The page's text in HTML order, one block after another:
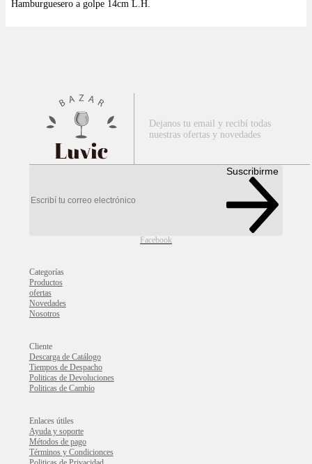
Luvic
Dejanos tu email y recibí todas
nuestras ofertas y novedades
Suscribirme
Facebook
Categorías
Productos
ofertas
Novedades
Nosotros
Cliente
Descarga de Catálogo
Tiempos de Despacho
Politicas de Devoluciones
Politicas de Cambio
Enlaces útiles
Ayuda y soporte
Métodos de pago
Términos y Condicionces